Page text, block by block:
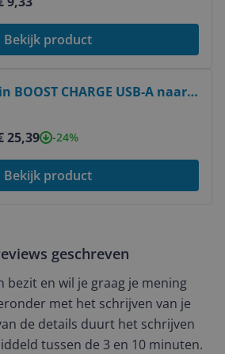
Bekijk product
BOOST CHARGE USB-A naar
25,39
-24%
Bekijk product
geschreven
en wil je graag je mening
met het schrijven van je
de details duurt het schrijven
tussen de 3 en 10 minuten.